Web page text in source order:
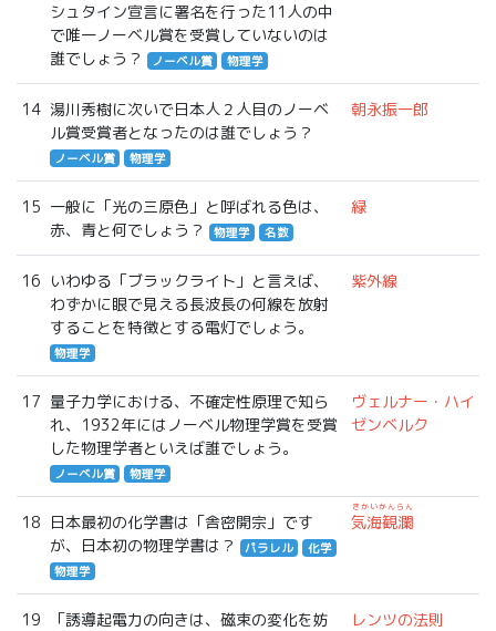
シュタイン宣言に署名を行った11人の中
で唯一ノーベル賞を受賞していないのは
誰でしょう？
ノーベル賞 物理学
14 湯川秀樹に次いで日本人２人目のノーベ
ル賞受賞者となったのは誰でしょう？
ノーベル賞 物理学
朝永振一郎
15 一般に「光の三原色」と呼ばれる色は、
赤、青と何でしょう？
物理学 名数
緑
16 いわゆる「ブラックライト」と言えば、
わずかに眼で見える長波長の何線を放射
することを特徴とする電灯でしょう。
物理学
紫外線
17 量子力学における、不確定性原理で知ら
れ、1932年にはノーベル物理学賞を受賞
した物理学者といえば誰でしょう。
ノーベル賞 物理学
ヴェルナー・ハイ
ゼンベルク
18 日本最初の化学書は「舎密開宗」です
が、日本初の物理学書は？
パラレル
化学
物理学
気海観瀾
きかいかんらん
19
「誘導起電力の向きは、磁束の変化を妨
レンツの法則